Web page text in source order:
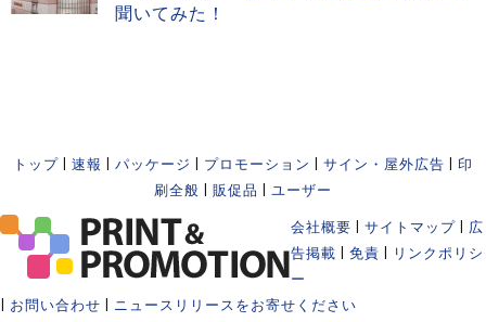
聞いてみた！
トップ 速報 パッケージ プロモーション サイン・屋外広告
印
刷全般
販促品 ユーザー
会社概要 サイトマップ
広
告掲載
免責
リンクポリシ
ー
お問い合わせ ニュースリリースをお寄せください